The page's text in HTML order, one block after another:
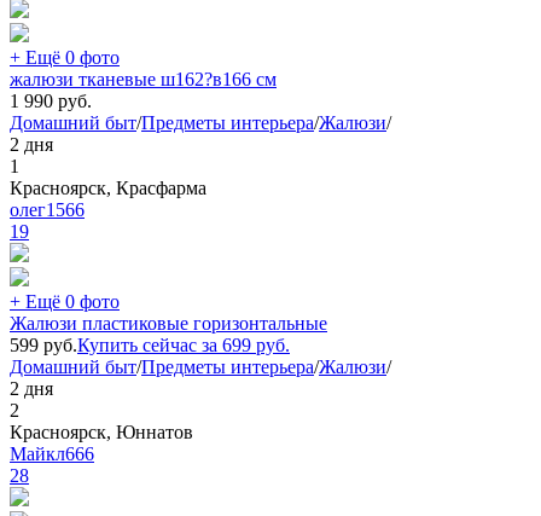
+ Ещё 0 фото
жалюзи тканевые ш162?в166 см
1 990 руб.
Домашний быт/Предметы интерьера/Жалюзи/
2 дня
1
Красноярск, Красфарма
олег1566
19
+ Ещё 0 фото
Жалюзи пластиковые горизонтальные
599 руб.Купить сейчас за 699 руб.
Домашний быт/Предметы интерьера/Жалюзи/
2 дня
2
Красноярск, Юннатов
Майкл666
28